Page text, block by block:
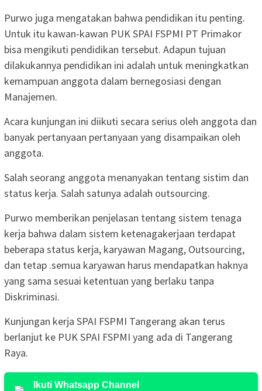
Purwo juga mengatakan bahwa pendidikan itu penting.
Untuk itu kawan-kawan PUK SPAI FSPMI PT Primakor
bisa mengikuti pendidikan tersebut. Adapun tujuan
dilakukannya pendidikan ini adalah untuk meningkatkan
kemampuan anggota dalam bernegosiasi dengan
Manajemen.
Acara kunjungan ini diikuti secara serius oleh anggota dan
banyak pertanyaan pertanyaan yang disampaikan oleh
anggota.
Salah seorang anggota menanyakan tentang sistim dan
status kerja. Salah satunya adalah outsourcing.
Purwo memberikan penjelasan tentang sistem tenaga
kerja bahwa dalam sistem ketenagakerjaan terdapat
beberapa status kerja, karyawan Magang, Outsourcing,
dan tetap .semua karyawan harus mendapatkan haknya
yang sama sesuai ketentuan yang berlaku tanpa
Diskriminasi.
Kunjungan kerja SPAI FSPMI Tangerang akan terus
berlanjut ke PUK SPAI FSPMI yang ada di Tangerang
Raya.
Ikuti Whatsapp Channel